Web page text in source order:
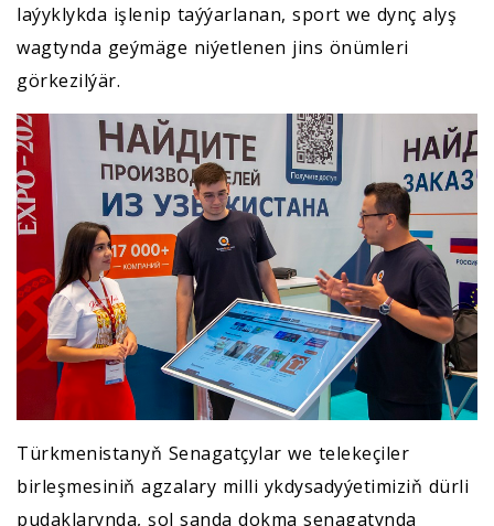
laýyklykda işlenip taýýarlanan, sport we dynç alyş
wagtynda geýmäge niýetlenen jins önümleri
görkezilýär.
Türkmenistanyň Senagatçylar we telekeçiler
birleşmesiniň agzalary milli ykdysadyýetimiziň dürli
pudaklarynda, şol sanda dokma senagatynda